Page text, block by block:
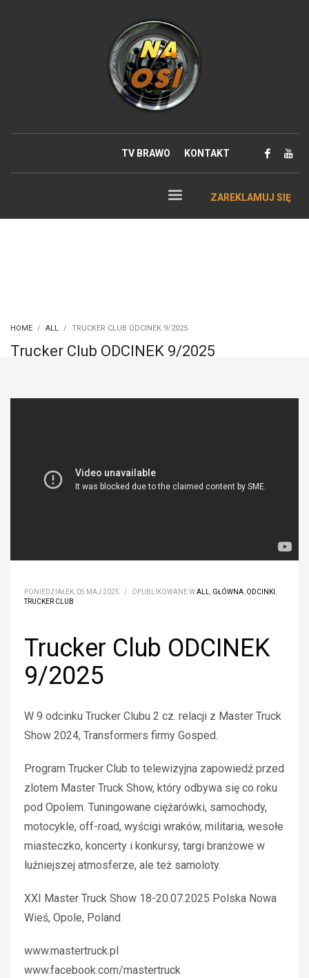
TV BRAWO KONTAKT
ZAREKLAMUJ SIĘ
HOME ALL TRUCKER CLUB ODCINEK 9/2025
Trucker Club ODCINEK 9/2025
PONIEDZIAŁEK, 05 MAJ 2025 / OPUBLIKOWANE WALL, GŁÓWNA, ODCINKI ,
TRUCKER CLUB
Trucker Club ODCINEK
9/2025
W 9 odcinku Trucker Clubu 2 cz. relacji z Master Truck
Show 2024, Transformers firmy Gosped.
Program Trucker Club to telewizyjna zapowiedź przed
zlotem Master Truck Show, który odbywa się co roku
pod Opolem. Tuningowane ciężarówki, samochody,
motocykle, off-road, wyścigi wraków, militaria, wesołe
miasteczko, koncerty i konkursy, targi branżowe w
luźniejszej atmosferze, ale też samoloty.
XXI Master Truck Show 18-20.07.2025 Polska Nowa
Wieś, Opole, Poland
www.mastertruck.pl
www.facebook.com/mastertruck